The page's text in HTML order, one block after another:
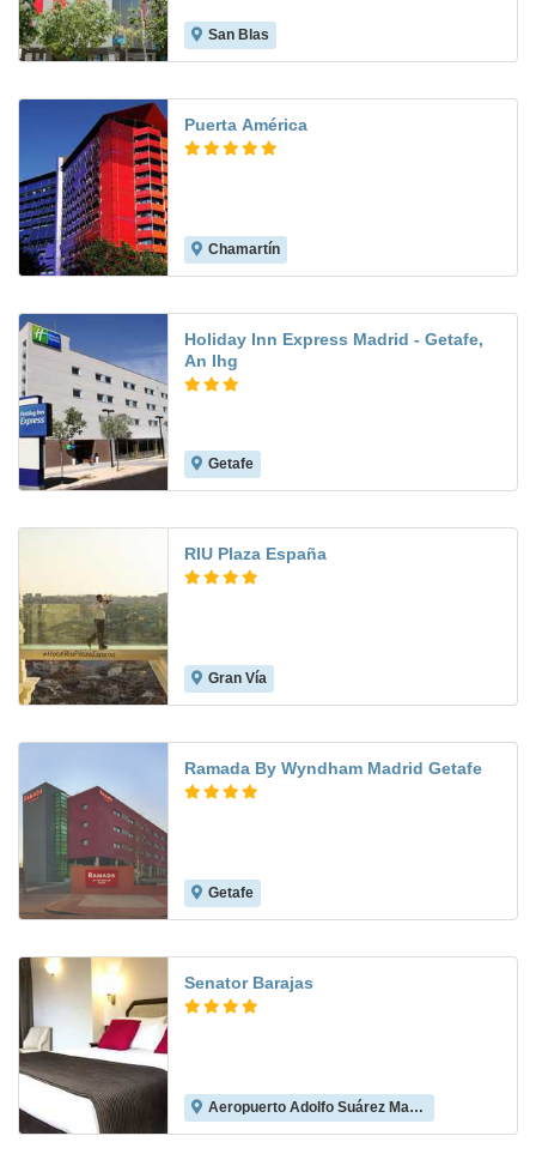
San Blas
Puerta América
Chamartín
Holiday Inn Express Madrid - Getafe,
An Ihg
Getafe
RIU Plaza España
Gran Vía
Ramada By Wyndham Madrid Getafe
Getafe
Senator Barajas
Aeropuerto Adolfo Suárez Madrid-Barajas